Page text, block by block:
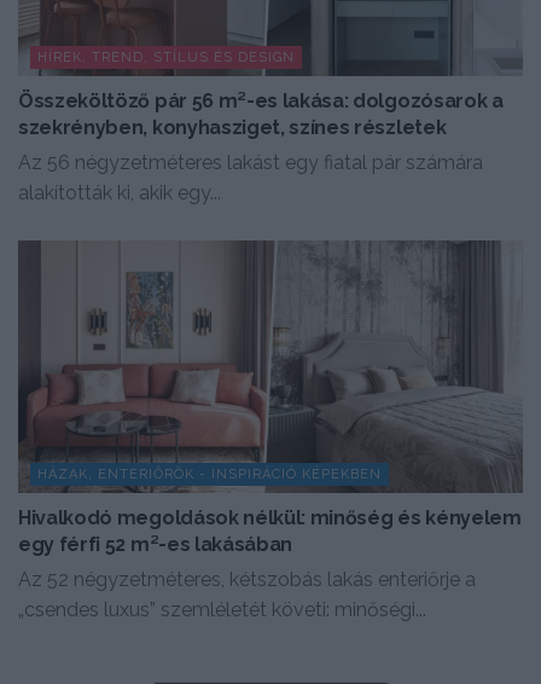
HÍREK, TREND, STÍLUS ÉS DESIGN
Összeköltöző pár 56 m²-es lakása: dolgozósarok a
szekrényben, konyhasziget, színes részletek
Az 56 négyzetméteres lakást egy fiatal pár számára
alakították ki, akik egy...
HÁZAK, ENTERIŐRÖK - INSPIRÁCIÓ KÉPEKBEN
Hivalkodó megoldások nélkül: minőség és kényelem
egy férfi 52 m²-es lakásában
Az 52 négyzetméteres, kétszobás lakás enteriőrje a
„csendes luxus” szemléletét követi: minőségi...